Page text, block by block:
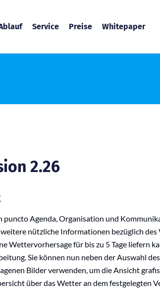
Service Preise Whitepaper
2.26
Agenda, Organisation und
nützliche Informationen bezüglich
Wettervorhersage für bis zu 5 Tage liefern
Sie können nun neben der Auswahl
Bilder verwenden, um die Ansicht
über das Wetter an dem festgelegten